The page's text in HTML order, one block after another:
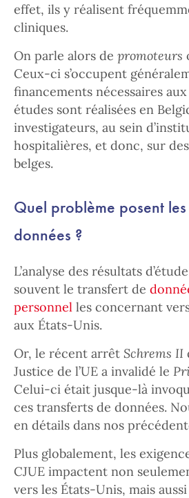
effet, ils y réalisent
cliniques.
On parle alors de promoteurs
Ceux-ci s’occupent
financements nécessaires
études sont réalisées en
investigateurs, au sein
hospitalières, et donc, sur
belges.
Quel problème posent
données ?
L’analyse des résultats
souvent le transfert de
personnel les concernant
aux États-Unis.
Or, le récent arrêt Schrems II
Justice de l’UE a invalidé le
Celui-ci était jusque-là
ces transferts de données.
en détails dans nos
Plus globalement, les
CJUE impactent non
vers les États-Unis, mais